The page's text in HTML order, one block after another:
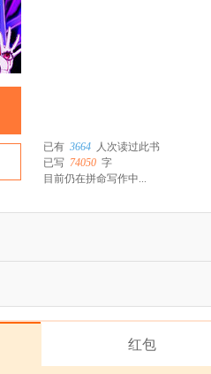
已有 3664 人次读过此书
已写 74050 字
目前仍在拼命写作中...
红包